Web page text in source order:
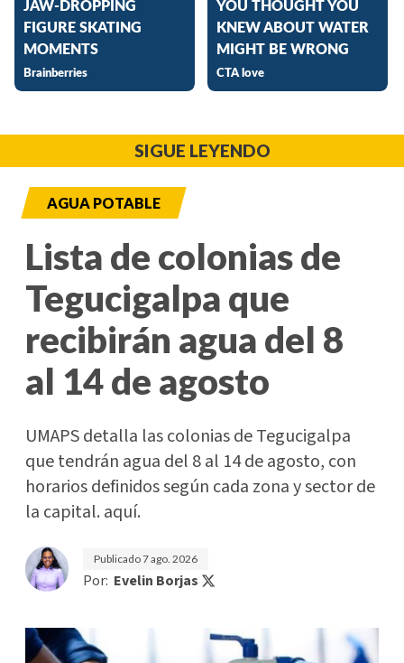
SIGUE LEYENDO
AGUA POTABLE
Lista de colonias de
Tegucigalpa que
recibirán agua del 8
al 14 de agosto
UMAPS detalla las colonias de Tegucigalpa
que tendrán agua del 8 al 14 de agosto, con
horarios definidos según cada zona y sector de
la capital. aquí.
Publicado7 ago. 2026
Por: Evelin Borjas